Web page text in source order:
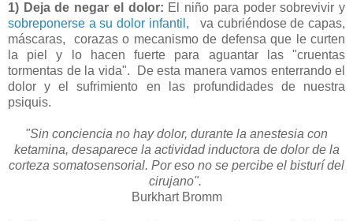
1) Deja de negar el dolor: El niño para poder sobrevivir y
sobreponerse a su dolor infantil, va cubriéndose de capas,
máscaras, corazas o mecanismo de defensa que le curten
la piel y lo hacen fuerte para aguantar las "cruentas
tormentas de la vida". De esta manera vamos enterrando el
dolor y el sufrimiento en las profundidades de nuestra
psiquis.
"Sin conciencia no hay dolor, durante la anestesia con
ketamina, desaparece la actividad inductora de dolor de la
corteza somatosensorial. Por eso no se percibe el bisturí del
cirujano".
Burkhart Bromm